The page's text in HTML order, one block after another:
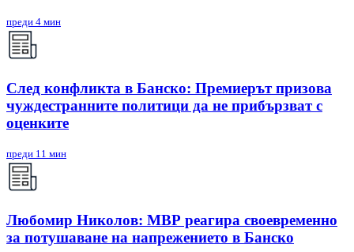
преди 4 мин
След конфликта в Банско: Премиерът призова
чуждестранните политици да не прибързват с
оценките
преди 11 мин
Любомир Николов: МВР реагира своевременно
за потушаване на напрежението в Банско